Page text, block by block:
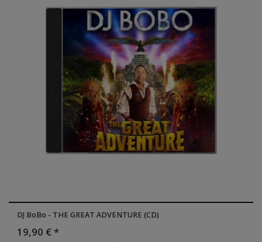
DJ BoBo - THE GREAT ADVENTURE (CD)
19,90 € *